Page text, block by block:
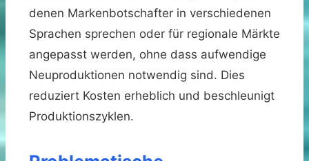
denen Markenbotschafter in verschiedenen
Sprachen sprechen oder für regionale Märkte
angepasst werden, ohne dass aufwendige
Neuproduktionen notwendig sind. Dies
reduziert Kosten erheblich und beschleunigt
Produktionszyklen.